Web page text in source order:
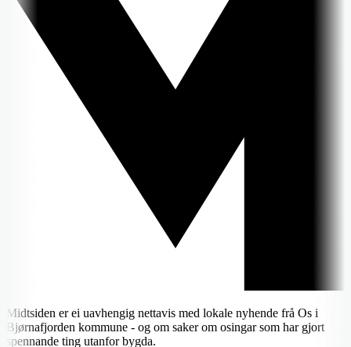
Midtsiden er ei uavhengig nettavis med lokale nyhende frå Os i
Bjørnafjorden kommune - og om saker om osingar som har gjort
spennande ting utanfor bygda.